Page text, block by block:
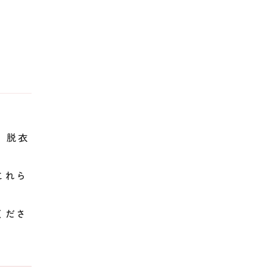
脱衣
ら
さ